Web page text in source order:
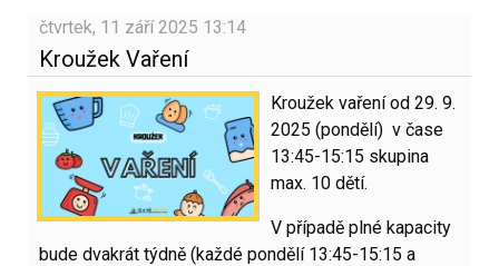
čtvrtek, 11 září 2025 13:14
Kroužek Vaření
Kroužek vaření od 29. 9.
2025 (pondělí) v čase
13:45-15:15 skupina
max. 10 dětí.
V případě plné kapacity
bude dvakrát týdně (každé pondělí 13:45-15:15 a